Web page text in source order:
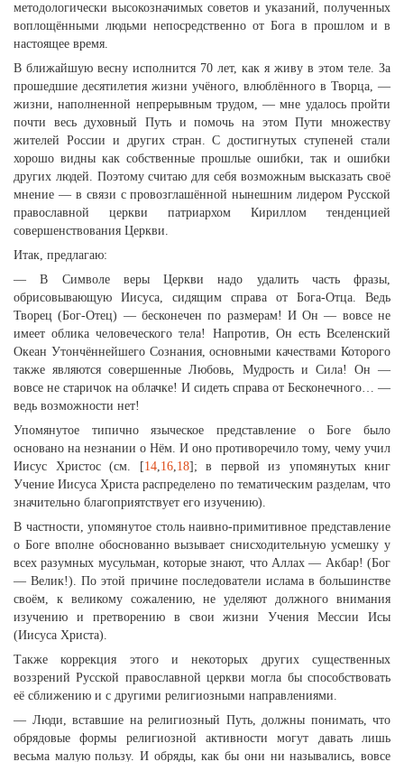
методологически высокозначимых советов и указаний, полученных
воплощёнными людьми непосредственно от Бога в прошлом и в
настоящее время.
В ближайшую весну исполнится 70 лет, как я живу в этом теле. За
прошедшие десятилетия жизни учёного, влюблённого в Творца, —
жизни, наполненной непрерывным трудом, — мне удалось пройти
почти весь духовный Путь и помочь на этом Пути множеству
жителей России и других стран. С достигнутых ступеней стали
хорошо видны как собственные прошлые ошибки, так и ошибки
других людей. Поэтому считаю для себя возможным высказать своё
мнение — в связи с провозглашённой нынешним лидером Русской
православной церкви патриархом Кириллом тенденцией
совершенствования Церкви.
Итак, предлагаю:
— В Символе веры Церкви надо удалить часть фразы,
обрисовывающую Иисуса, сидящим справа от Бога-Отца. Ведь
Творец (Бог-Отец) — бесконечен по размерам! И Он — вовсе не
имеет облика человеческого тела! Напротив, Он есть Вселенский
Океан Утончённейшего Сознания, основными качествами Которого
также являются совершенные Любовь, Мудрость и Сила! Он —
вовсе не старичок на облачке! И сидеть справа от Бесконечного… —
ведь возможности нет!
Упомянутое типично языческое представление о Боге было
основано на незнании о Нём. И оно противоречило тому, чему учил
Иисус Христос (см. [14,16,18]; в первой из упомянутых книг
Учение Иисуса Христа распределено по тематическим разделам, что
значительно благоприятствует его изучению).
В частности, упомянутое столь наивно-примитивное представление
о Боге вполне обоснованно вызывает снисходительную усмешку у
всех разумных мусульман, которые знают, что Аллах — Акбар! (Бог
— Велик!). По этой причине последователи ислама в большинстве
своём, к великому сожалению, не уделяют должного внимания
изучению и претворению в свои жизни Учения Мессии Исы
(Иисуса Христа).
Также коррекция этого и некоторых других существенных
воззрений Русской православной церкви могла бы способствовать
её сближению и с другими религиозными направлениями.
— Люди, вставшие на религиозный Путь, должны понимать, что
обрядовые формы религиозной активности могут давать лишь
весьма малую пользу. И обряды, как бы они ни назывались, вовсе